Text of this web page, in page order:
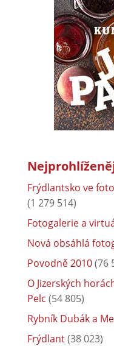
Frýdlantsko ve
(1 279 514)
Fotogalerie a
Nová obsáhlá
Povodně 2010(76
O Jizerských
Pelc (54 805)
Rybník Dubák a
Frýdlant(38 023)